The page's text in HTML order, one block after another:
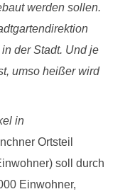
werden sollen.
der Stadt. Und je
umso heißer wird
in
Ortsteil
soll durch
Einwohner,